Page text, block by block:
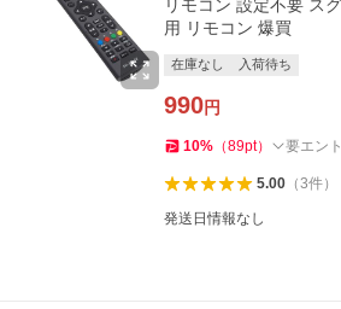
リモコン 設定不要 ス
用 リモコン 爆買
在庫なし 入荷待ち
990円
10% （89pt） 要エン
5.00（3件）
発送日情報なし